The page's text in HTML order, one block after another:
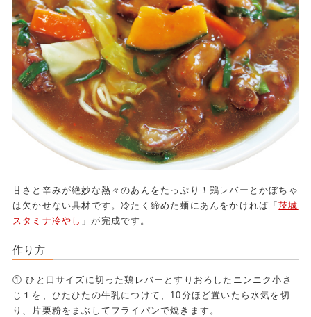
甘さと辛みが絶妙な熱々のあんをたっぷり！鶏レバーとかぼちゃ
は欠かせない具材です。冷たく締めた麺にあんをかければ「茨城
スタミナ冷やし 」が完成です。
作り方
① ひと口サイズに切った鶏レバーとすりおろしたニンニク小さ
じ１を、ひたひたの牛乳につけて、10分ほど置いたら水気を切
り、片栗粉をまぶしてフライパンで焼きます。